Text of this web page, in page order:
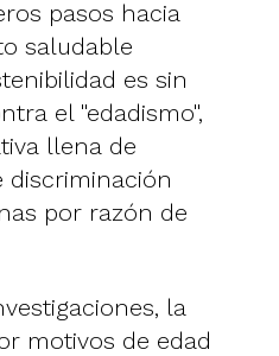
pasos hacia
saludable
es sin
el "edadismo",
llena de
discriminación
por razón de
la
motivos de edad